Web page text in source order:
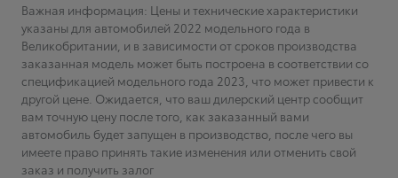
Важная информация: Цены и технические характеристики
указаны для автомобилей 2022 модельного года в
Великобритании, и в зависимости от сроков производства
заказанная модель может быть построена в соответствии со
спецификацией модельного года 2023, что может привести к
другой цене. Ожидается, что ваш дилерский центр сообщит
вам точную цену после того, как заказанный вами
автомобиль будет запущен в производство, после чего вы
имеете право принять такие изменения или отменить свой
заказ и получить залог